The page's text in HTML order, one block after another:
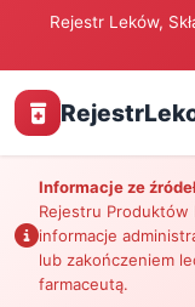
Rejestr Leków,
Informacje ze
Rejestru Produktów
informacje
lub zakończeniem
farmaceutą.